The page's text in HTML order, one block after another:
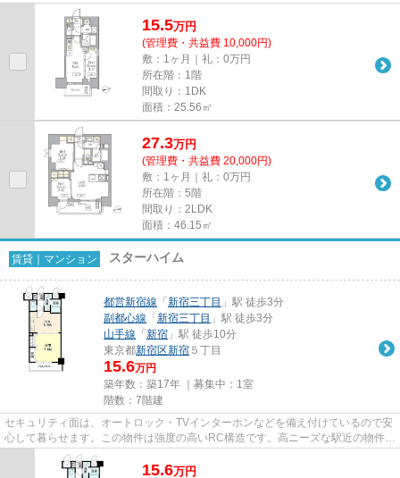
15.5万円
(管理費・共益費 10,000円)
敷：1ヶ月｜礼：0万円
所在階：1階
間取り：1DK
面積：25.56㎡
27.3万円
(管理費・共益費 20,000円)
敷：1ヶ月｜礼：0万円
所在階：5階
間取り：2LDK
面積：46.15㎡
賃貸｜マンション スターハイム
都営新宿線 「 新宿三丁目 」駅 徒歩3分
副都心線 「 新宿三丁目 」駅 徒歩3分
山手線 「 新宿 」駅 徒歩10分
東京都新宿区新宿 ５丁目
15.6万円
築年数：築17年 ｜募集中： 1室
階数：7階建
セキュリティ面は、オートロック・TVインターホンなどを備え付けているので安
心して暮らせます。この物件は強度の高いRC構造です。高ニーズな駅近の物件
で、徒歩3分で駅に行くことがで...
15.6万円